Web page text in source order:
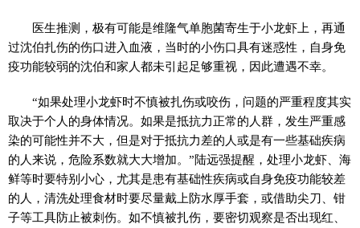
医生推测，极有可能是维隆气单胞菌寄生于小龙虾上，再通
过沈伯扎伤的伤口进入血液，当时的小伤口具有迷惑性，自身免
疫功能较弱的沈伯和家人都未引起足够重视，因此遭遇不幸。
“如果处理小龙虾时不慎被扎伤或咬伤，问题的严重程度其实
取决于个人的身体情况。如果是抵抗力正常的人群，发生严重感
染的可能性并不大，但是对于抵抗力差的人或是有一些基础疾病
的人来说，危险系数就大大增加。”陆远强提醒，处理小龙虾、海
鲜等时要特别小心，尤其是患有基础性疾病或自身免疫功能较差
的人，清洗处理食材时要尽量戴上防水厚手套，或借助尖刀、钳
子等工具防止被刺伤。如不慎被扎伤，要密切观察是否出现红、